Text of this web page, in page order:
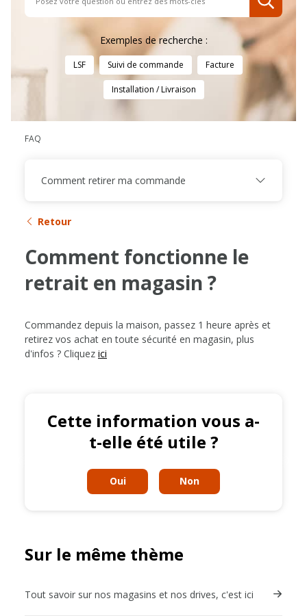
Exemples de recherche :
LSF Suivi de commande Facture
Installation / Livraison
FAQ
Comment retirer ma commande
Retour
Comment fonctionne le
retrait en magasin ?
Commandez depuis la maison, passez 1 heure après et
retirez vos achat en toute sécurité en magasin, plus
d'infos ? Cliquez ici
Cette information vous a-
t-elle été utile ?
Oui Non
Sur le même thème
Tout savoir sur nos magasins et nos drives, c'est ici